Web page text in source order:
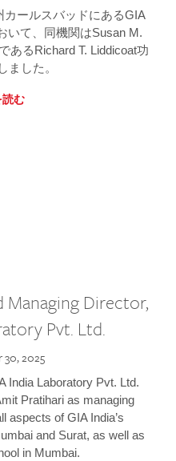
カールスバッドにあるGIA
いて、同機関はSusan M.
あるRichard T. Liddicoat功
ました。
む
Director,
Pvt. Ltd.
30, 2025
India Laboratory Pvt. Ltd.
Pratihari as managing
aspects of GIA India’s
and Surat, as well as
in Mumbai.